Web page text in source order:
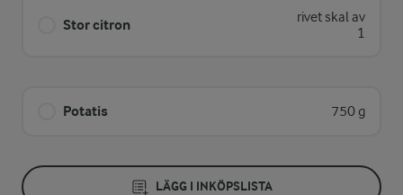
Stor citron
rivet skal av
1
Potatis 750 g
LÄGG I INKÖPSLISTA